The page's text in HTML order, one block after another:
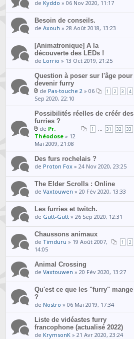
de Kyddo » 06 Nov 2020, 11:17
Besoin de conseils.
deAxouh » 28 Août 2018, 13:23
[Animatronique] A la
découverte des LEDs !
de Lorrio » 13 Oct 2019, 21:25
Question à poser sur l'âge pour
devenir furry
1 2 3 4
de Pas-touche 2 » 06
Sep 2020, 22:10
Possibilités réelles de créér des
furries ?
1 31 32 33
de Pr.
Théodose » 12
Mai 2009, 21:08
Des furs rochelais ?
de Proton Fox » 24 Nov 2020, 23:25
The Elder Scrolls : Online
deVaxtouwen » 20 Fév 2020, 13:33
Les furries et twitch.
de Gutt-Gutt » 26 Sep 2020, 12:31
Chaussons animaux
1 2
deTimduru » 19 Août 2007,
14:05
Animal Crossing
deVaxtouwen » 20 Fév 2020, 13:27
Qu'est ce que les "furry" mange
?
de Nostro » 06 Mai 2019, 17:34
Liste de vidéastes furry
francophone (actualisé 2022)
de KrymsonK » 21 Avr 2020, 23:24